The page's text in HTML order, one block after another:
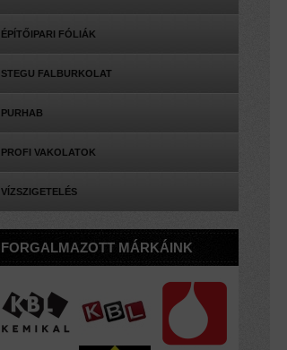
ÉPÍTŐIPARI FÓLIÁK
STEGU FALBURKOLAT
PURHAB
PROFI VAKOLATOK
VÍZSZIGETELÉS
FORGALMAZOTT MÁRKÁINK